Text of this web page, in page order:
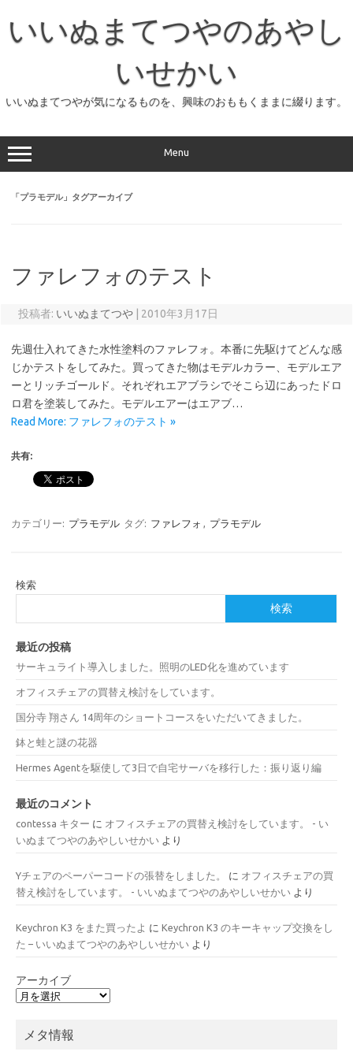
プ
いいぬまてつやのあやし
いせかい
いいぬまてつやが気になるものを、興味のおももくままに綴ります。
Menu
「プラモデル」タグアーカイブ
ファレフォのテスト
投稿者: いいぬまてつや 2010年3月17日
先週仕入れてきた水性塗料のファレフォ。本番に先駆けてどんな感
じかテストをしてみた。買ってきた物はモデルカラー、モデルエア
ーとリッチゴールド。それぞれエアブラシでそこら辺にあったドロ
ロ君を塗装してみた。モデルエアーはエアブ…
Read More: ファレフォのテスト »
共有:
カテゴリー: プラモデル タグ: ファレフォ , プラモデル
検索
検索
最近の投稿
サーキュライト導入しました。照明のLED化を進めています
オフィスチェアの買替え検討をしています。
国分寺 翔さん 14周年のショートコースをいただいてきました。
鉢と蛙と謎の花器
Hermes Agentを駆使して3日で自宅サーバを移行した：振り返り編
最近のコメント
contessa キター に オフィスチェアの買替え検討をしています。 - い
いぬまてつやのあやしいせかい より
Yチェアのペーパーコードの張替をしました。 に オフィスチェアの買
替え検討をしています。 - いいぬまてつやのあやしいせかい より
Keychron K3 をまた買ったよ に Keychron K3 のキーキャップ交換をし
た – いいぬまてつやのあやしいせかい より
アーカイブ
メタ情報